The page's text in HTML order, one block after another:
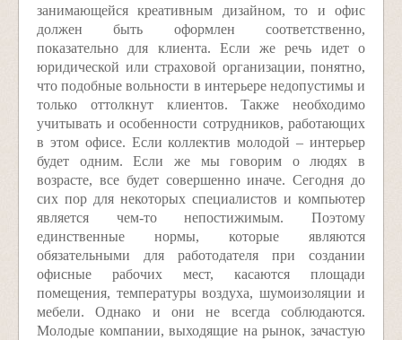
занимающейся креативным дизайном, то и офис
должен быть оформлен соответственно,
показательно для клиента. Если же речь идет о
юридической или страховой организации, понятно,
что подобные вольности в интерьере недопустимы и
только оттолкнут клиентов. Также необходимо
учитывать и особенности сотрудников, работающих
в этом офисе. Если коллектив молодой – интерьер
будет одним. Если же мы говорим о людях в
возрасте, все будет совершенно иначе. Сегодня до
сих пор для некоторых специалистов и компьютер
является чем-то непостижимым. Поэтому
единственные нормы, которые являются
обязательными для работодателя при создании
офисные рабочих мест, касаются площади
помещения, температуры воздуха, шумоизоляции и
мебели. Однако и они не всегда соблюдаются.
Молодые компании, выходящие на рынок, зачастую